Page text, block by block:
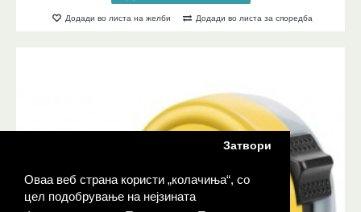
Оваа веб страна користи „колачиња“, со
цел подобрување на нејзината
Затвори
Додади во листа на желби Додади во листа за споредба